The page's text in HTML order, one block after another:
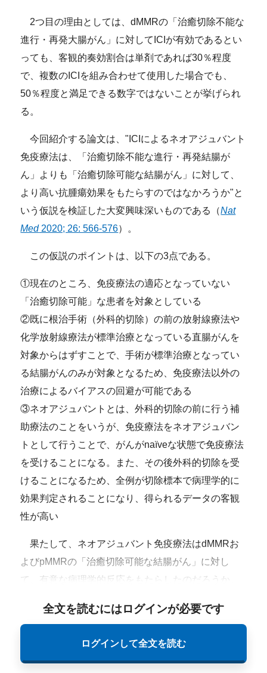
2つ目の理由としては、dMMRの「治癒切除不能な
進行・再発大腸がん」に対してICIが有効であるとい
っても、客観的奏効割合は単剤であれば30％程度
で、複数のICIを組み合わせて使用した場合でも、
50％程度と満足できる数字ではないことが挙げられ
る。
今回紹介する論文は、"ICIによるネオアジュバント
免疫療法は、「治癒切除不能な進行・再発結腸が
ん」よりも「治癒切除可能な結腸がん」に対して、
より高い抗腫瘍効果をもたらすのではなかろうか"と
いう仮説を検証した大変興味深いものである（Nat
Med2020; 26: 566-576）。
この仮説のポイントは、以下の3点である。
①現在のところ、免疫療法の適応となっていない
「治癒切除可能」な患者を対象としている
②既に根治手術（外科的切除）の前の放射線療法や
化学放射線療法が標準治療となっている直腸がんを
対象からはずすことで、手術が標準治療となってい
る結腸がんのみが対象となるため、免疫療法以外の
治療によるバイアスの回避が可能である
③ネオアジュバントとは、外科的切除の前に行う補
助療法のことをいうが、免疫療法をネオアジュバン
トとして行うことで、がんがnaïveな状態で免疫療法
を受けることになる。また、その後外科的切除を受
けることになるため、全例が切除標本で病理学的に
効果判定されることになり、得られるデータの客観
性が高い
果たして、ネオアジュバント免疫療法はdMMRお
よびpMMRの「治癒切除可能な結腸がん」に対し
て、有意な病理学的反応をもたらしたのだろうか。
全文を読むにはログインが必要です
ログインして全文を読む